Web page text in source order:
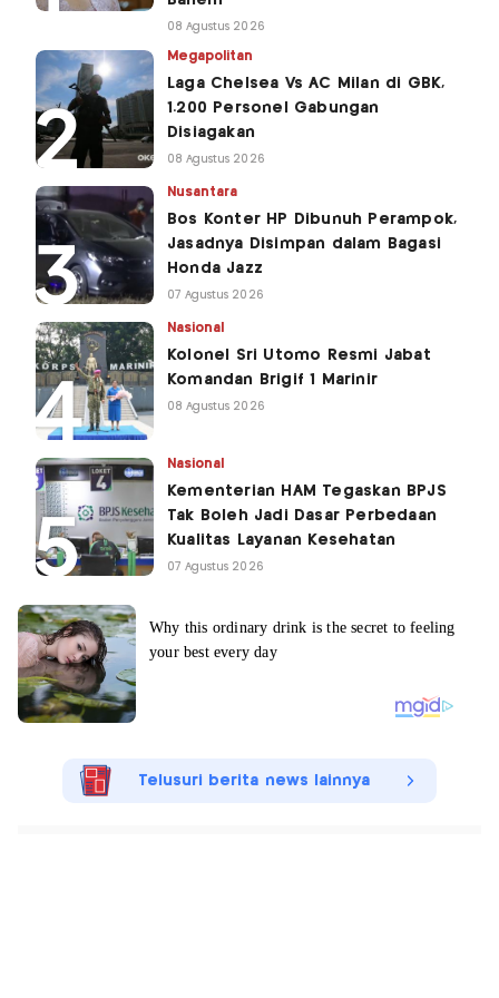
08 Agustus 2026
Megapolitan
Laga Chelsea Vs AC Milan di GBK,
1.200 Personel Gabungan
Disiagakan
08 Agustus 2026
Nusantara
Bos Konter HP Dibunuh Perampok,
Jasadnya Disimpan dalam Bagasi
Honda Jazz
07 Agustus 2026
Nasional
Kolonel Sri Utomo Resmi Jabat
Komandan Brigif 1 Marinir
08 Agustus 2026
Nasional
Kementerian HAM Tegaskan BPJS
Tak Boleh Jadi Dasar Perbedaan
Kualitas Layanan Kesehatan
07 Agustus 2026
Telusuri berita news lainnya